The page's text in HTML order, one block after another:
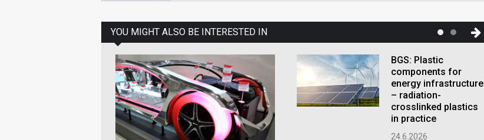
YOU MIGHT ALSO BE INTERESTED IN
BGS: Plastic
components for
energy infrastructure
– radiation-
crosslinked plastics
in practice
24.6.2026